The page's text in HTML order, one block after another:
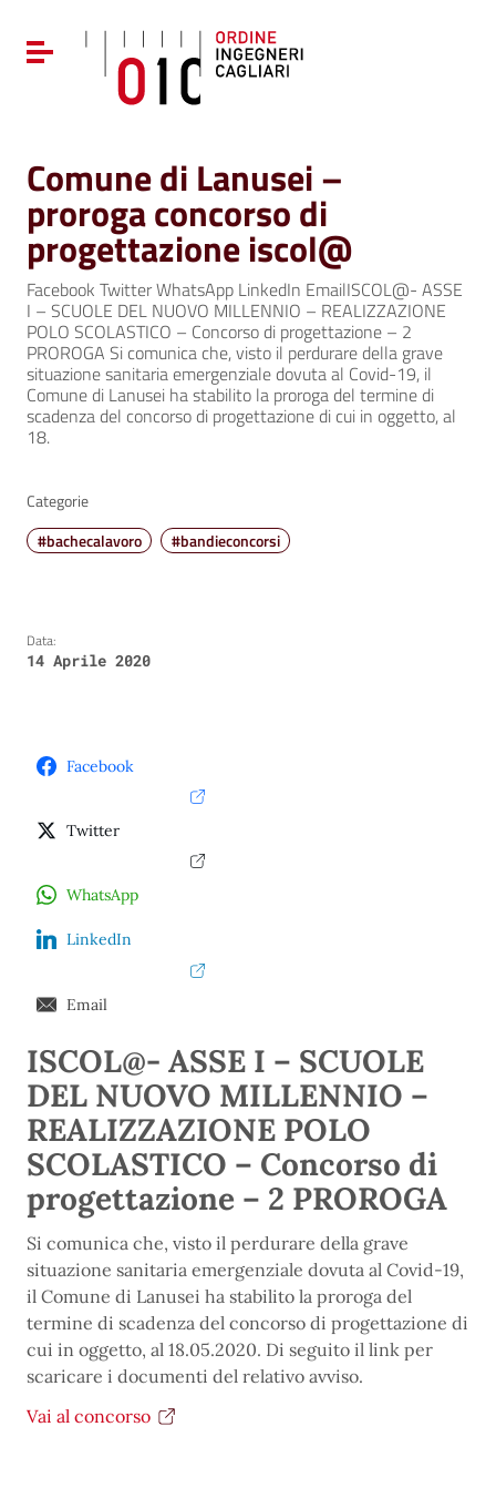
Vai al menu di navigazione
Vai al footer
Attiva / disattiva la navigazione
Comune di Lanusei –
proroga concorso di
progettazione iscol@
Facebook Twitter WhatsApp LinkedIn EmailISCOL@- ASSE
I – SCUOLE DEL NUOVO MILLENNIO – REALIZZAZIONE
POLO SCOLASTICO – Concorso di progettazione – 2
PROROGA Si comunica che, visto il perdurare della grave
situazione sanitaria emergenziale dovuta al Covid-19, il
Comune di Lanusei ha stabilito la proroga del termine di
scadenza del concorso di progettazione di cui in oggetto, al
18.
Categorie
#bachecalavoro
#bandieconcorsi
Data:
14 Aprile 2020
Facebook
Twitter
WhatsApp
LinkedIn
Email
ISCOL@- ASSE I – SCUOLE
DEL NUOVO MILLENNIO –
REALIZZAZIONE POLO
SCOLASTICO – Concorso di
progettazione – 2 PROROGA
Si comunica che, visto il perdurare della grave
situazione sanitaria emergenziale dovuta al Covid-19,
il Comune di Lanusei ha stabilito la proroga del
termine di scadenza del concorso di progettazione di
cui in oggetto, al 18.05.2020. Di seguito il link per
scaricare i documenti del relativo avviso.
Vai al concorso